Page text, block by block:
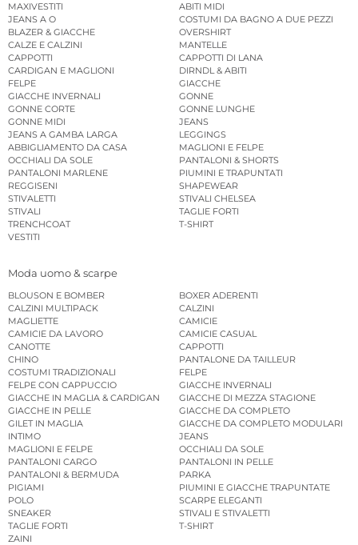
MAXIVESTITI
ABITI MIDI
JEANS A O
COSTUMI DA BAGNO A DUE PEZZI
BLAZER & GIACCHE
OVERSHIRT
CALZE E CALZINI
MANTELLE
CAPPOTTI
CAPPOTTI DI LANA
CARDIGAN E MAGLIONI
DIRNDL & ABITI
FELPE
GIACCHE
GIACCHE INVERNALI
GONNE
GONNE CORTE
GONNE LUNGHE
GONNE MIDI
JEANS
JEANS A GAMBA LARGA
LEGGINGS
ABBIGLIAMENTO DA CASA
MAGLIONI E FELPE
OCCHIALI DA SOLE
PANTALONI & SHORTS
PANTALONI MARLENE
PIUMINI E TRAPUNTATI
REGGISENI
SHAPEWEAR
STIVALETTI
STIVALI CHELSEA
STIVALI
TAGLIE FORTI
TRENCHCOAT
T-SHIRT
VESTITI
Moda uomo & scarpe
BLOUSON E BOMBER
BOXER ADERENTI
CALZINI MULTIPACK
CALZINI
MAGLIETTE
CAMICIE
CAMICIE DA LAVORO
CAMICIE CASUAL
CANOTTE
CAPPOTTI
CHINO
PANTALONE DA TAILLEUR
COSTUMI TRADIZIONALI
FELPE
FELPE CON CAPPUCCIO
GIACCHE INVERNALI
GIACCHE IN MAGLIA & CARDIGAN
GIACCHE DI MEZZA STAGIONE
GIACCHE IN PELLE
GIACCHE DA COMPLETO
GILET IN MAGLIA
GIACCHE DA COMPLETO MODULARI
INTIMO
JEANS
MAGLIONI E FELPE
OCCHIALI DA SOLE
PANTALONI CARGO
PANTALONI IN PELLE
PANTALONI & BERMUDA
PARKA
PIGIAMI
PIUMINI E GIACCHE TRAPUNTATE
POLO
SCARPE ELEGANTI
SNEAKER
STIVALI E STIVALETTI
TAGLIE FORTI
T-SHIRT
ZAINI